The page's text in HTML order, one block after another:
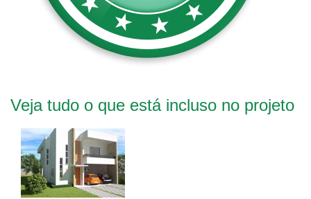
Veja tudo o que está incluso no projeto